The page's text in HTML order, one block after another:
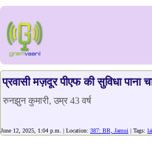
प्रवासी मज़दूर पीएफ की सुविधा पाना
रुनझुन कुमारी, उम्र 43 वर्ष
June 12, 2025, 1:04 p.m. | Location: 387: BR, Jamui | Tags: